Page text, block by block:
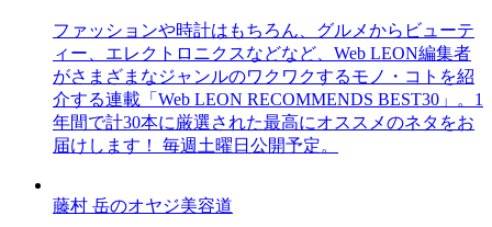
ファッションや時計はもちろん、グルメからビューテ
ィー、エレクトロニクスなどなど、Web LEON編集者
がさまざまなジャンルのワクワクするモノ・コトを紹
介する連載「Web LEON RECOMMENDS BEST30」。1
年間で計30本に厳選された最高にオススメのネタをお
届けします！ 毎週土曜日公開予定。
藤村 岳のオヤジ美容道